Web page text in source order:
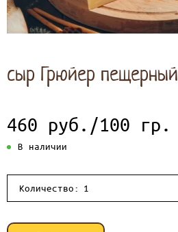
сыр Грюйер пещерный
460 руб./100 гр.
В наличии
Количество: